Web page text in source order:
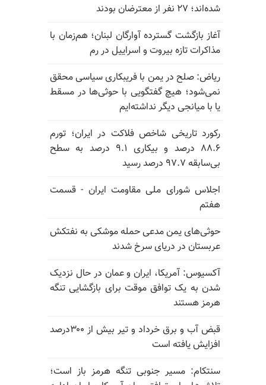
شده‌اند؛ ۲۷ نفر از معترضان بودند
آغاز بازگشت گسترده آوارگان لبنان؛ هم‌زمان با
مذاکرات تازه بیروت و اسراییل در رم
ریاض: صلح در یمن با فریبکاری سیاسی محقق
نمی‌شود؛ هیچ گفتگویی با حوثی‌ها در مسقط
یا با میانجی دیگر نداشته‌ایم
رکورد تاریخی شاخص فلاکت در ایران؛ تورم
۸۸.۶ درصد و بیکاری ۹.۱ درصد به سطح
بی‌سابقه ۹۷.۷ درصد رسید
اجلاس شورای ملی مقاومت ایران - قسمت
هفتم
حوثی‌های یمن مدعی حمله موشکی به نفتکش
عربستان در دریای سرخ شدند
آکسیوس: آمریکا، ایران و عمان در حال نزدیک
شدن به یک توافق موقت برای بازگشایی تنگه
هرمز هستند
قبض آب و برق خرداد و تیر بیش از ۳۰۰درصد
افزایش یافته است
سنتکام: مسیر جنوبی تنگه هرمز باز است؛